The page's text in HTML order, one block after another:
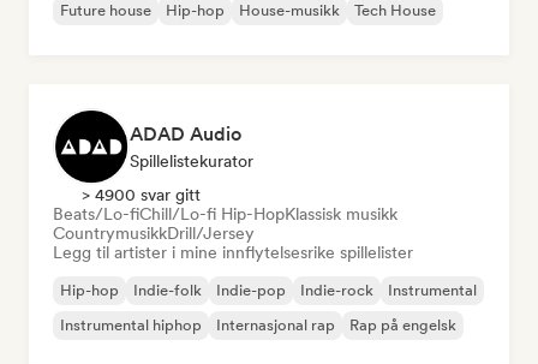
Future house
Hip-hop House-musikk Tech House
ADAD Audio
Spillelistekurator
> 4900 svar gitt
Beats/Lo-fiChill/Lo-fi Hip-HopKlassisk musikk
CountrymusikkDrill/Jersey
Legg til artister i mine innflytelsesrike spillelister
Hip-hop Indie-folk Indie-pop Indie-rock
Instrumental
Instrumental hiphop
Internasjonal rap Rap på engelsk